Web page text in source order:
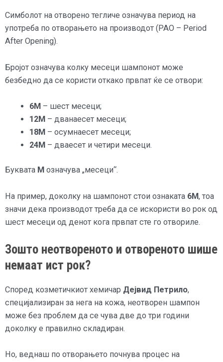
Симболот на отворено тегличе означува период на
употреба по отворањето на производот (PAO – Period
After Opening).
Бројот означува колку месеци шампонот може
безбедно да се користи откако првпат ќе се отвори:
6M – шест месеци;
12M – дванаесет месеци;
18M – осумнаесет месеци;
24M – дваесет и четири месеци.
Буквата М означува „месеци“.
На пример, доколку на шампонот стои ознаката 6M, тоа
значи дека производот треба да се искористи во рок од
шест месеци од денот кога првпат сте го отвориле.
Зошто неотвореното и отвореното шише
немаат ист рок?
Според козметичкиот хемичар Дејвид Петрило,
специјализиран за нега на кожа, неотворен шампон
може без проблем да се чува две до три години
доколку е правилно складиран.
Но, веднаш по отворањето почнува процес на